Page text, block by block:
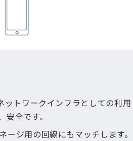
トワークインフラとしての利用
全です。
ジ用の回線にもマッチします。